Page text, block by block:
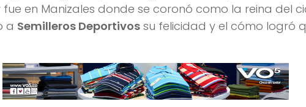
en Manizales donde se coronó como la reina del
a Semilleros Deportivos su felicidad y el cómo logró